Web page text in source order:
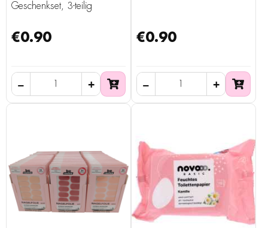
Geschenkset, 3-teilig
€0.90 €0.90